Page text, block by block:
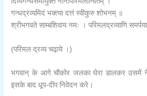
गन्धद्रव्यमिदं भक्त्या दत्तं स्वीकुरु शोभनम् ॥
श्रीभगवते साम्बशिवाय नमः । परिमलद्रव्याणि
(परिमल द्रव्य चढ़ाये ।)
भगवान् के आगे चौकोर जलका घेरा डालकर उसमें
इसके बाद धूप-दीप निवेदन करे।